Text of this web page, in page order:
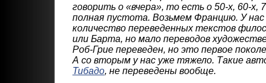
говорить о «вчера», то есть о 50-х, 60-х,
полная пустота. Возьмем Францию. У
количество переведенных текстов
или Барта, но мало переводов
Роб-Грие переведен, но это первое
А со вторым у нас уже тяжело. Такие
Тибадо, не переведены вообще.